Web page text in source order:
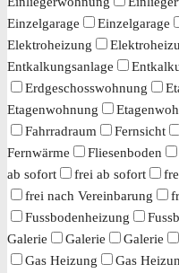
Einzelgarage
Einzelgarage
Elektroheizung
Entkalkungsanlage
Erdgeschosswohnung
Etagenwohnung
Fahrradraum
Fernsicht
Fernwärme
Fliesenboden
ab sofort
frei ab sofort
frei nach Vereinbarung
Fussbodenheizung
Galerie
Galerie Galerie
Gas Heizung
Gas